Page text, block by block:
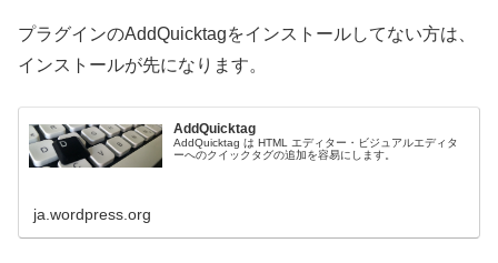
プラグインのAddQuicktagをインストールしてない方は、
インストールが先になります。
AddQuicktag
AddQuicktag は HTML エディター・ビジュアルエディタ
ーへのクイックタグの追加を容易にします。
ja.wordpress.org